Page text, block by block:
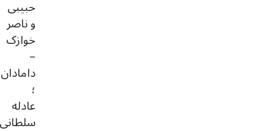
حبیبی
و ناصر
خوازک
–
دامادان
؛
عادله